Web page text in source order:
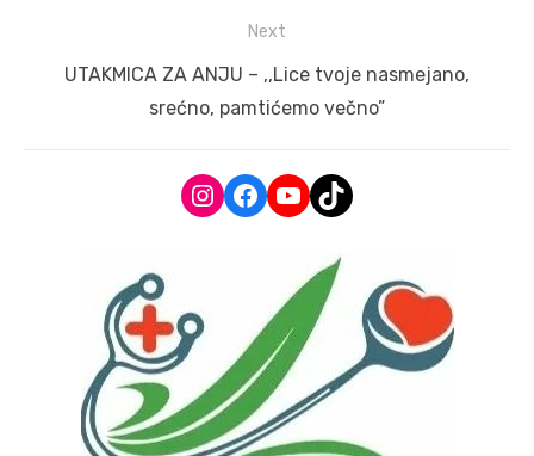
Next
NextUTAKMICA ZA ANJU – ,,Lice tvoje nasmejano,
srećno, pamtićemo večno”
Instagram
Facebook
YouTube
TikTok